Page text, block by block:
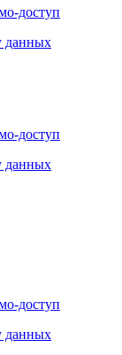
доступ
данных
доступ
данных
доступ
данных